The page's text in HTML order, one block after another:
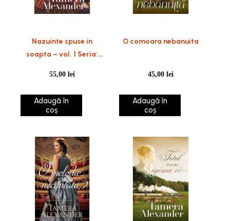
Nazuinte spuse in
soapta – vol. 1 Seria:
55,00lei
Adaugă în
coș
O comoara nebanuita
45,00lei
Adaugă în
coș